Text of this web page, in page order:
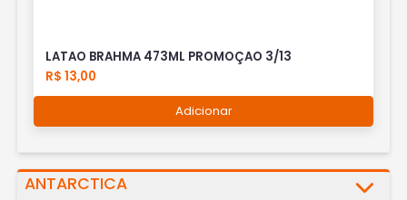
LATAO BRAHMA 473ML PROMOÇAO 3/13
R$ 13,00
Adicionar
ANTARCTICA